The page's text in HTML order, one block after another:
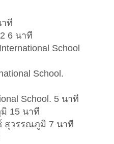
ที
6 นาที
School
School.
School. 5 นาที
15 นาที
สุวรรณภูมิ 7 นาที